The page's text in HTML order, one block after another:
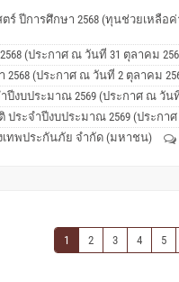
ปีการศึกษา 2568 (ทุนช่วยเหลือ
(ประกาศ ณ วันที่ 31 ตุลาคม
(ประกาศ ณ วันที่ 2 ตุลาคม
บประมาณ 2569 (ประกาศ ณ วันที่
ะจำปีงบประมาณ 2569 (ประกา
เทพประกันภัย จำกัด (มหาชน)
1 2 3 4 5